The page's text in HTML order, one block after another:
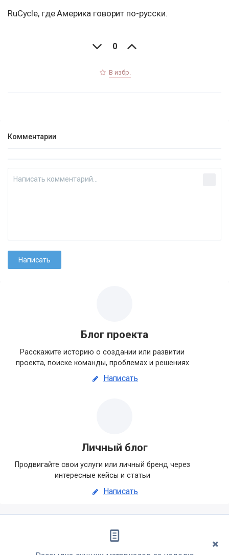
RuCycle, где Америка говорит по-русски.
0
В избр.
Комментарии
Блог проекта
Расскажите историю о создании или развитии
проекта, поиске команды, проблемах и решениях
Написать
Личный блог
Продвигайте свои услуги или личный бренд через
интересные кейсы и статьи
Написать